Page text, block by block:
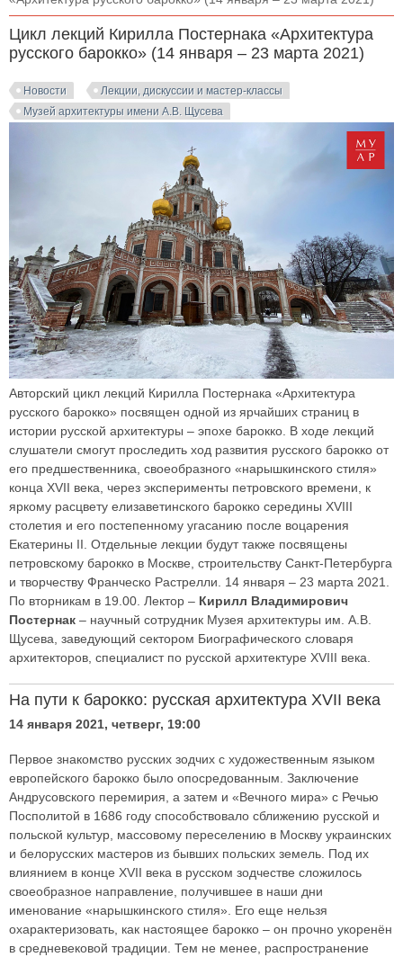
Цикл лекций Кирилла Постернака «Архитектура
русского барокко» (14 января – 23 марта 2021)
Новости
Лекции, дискуссии и мастер-классы
Музей архитектуры имени А.В. Щусева
Авторский цикл лекций Кирилла Постернака «Архитектура
русского барокко» посвящен одной из ярчайших страниц в
истории русской архитектуры – эпохе барокко. В ходе лекций
слушатели смогут проследить ход развития русского барокко от
его предшественника, своеобразного «нарышкинского стиля»
конца XVII века, через эксперименты петровского времени, к
яркому расцвету елизаветинского барокко середины XVIII
столетия и его постепенному угасанию после воцарения
Екатерины II. Отдельные лекции будут также посвящены
петровскому барокко в Москве, строительству Санкт-Петербурга
и творчеству Франческо Растрелли. 14 января – 23 марта 2021.
По вторникам в 19.00. Лектор – Кирилл Владимирович
Постернак – научный сотрудник Музея архитектуры им. А.В.
Щусева, заведующий сектором Биографического словаря
архитекторов, специалист по русской архитектуре XVIII века.
На пути к барокко: русская архитектура XVII века
14 января 2021, четверг, 19:00
Первое знакомство русских зодчих с художественным языком
европейского барокко было опосредованным. Заключение
Андрусовского перемирия, а затем и «Вечного мира» с Речью
Посполитой в 1686 году способствовало сближению русской и
польской культур, массовому переселению в Москву украинских
и белорусских мастеров из бывших польских земель. Под их
влиянием в конце XVII века в русском зодчестве сложилось
своеобразное направление, получившее в наши дни
именование «нарышкинского стиля». Его еще нельзя
охарактеризовать, как настоящее барокко – он прочно укоренён
в средневековой традиции. Тем не менее, распространение